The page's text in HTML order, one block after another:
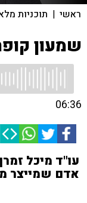
ראשי | תוכניות
שמעון
06:36
עו"ד מיכל
אדם שמייצר